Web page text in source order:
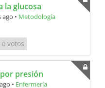
la glucosa
ago • Metodología
0 votos
presión
• Enfermería